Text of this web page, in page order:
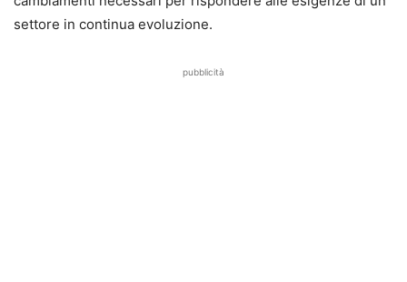
settore in continua evoluzione.
pubblicità